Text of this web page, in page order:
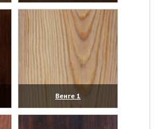
(увеличить)
Венге 1
(увеличить)